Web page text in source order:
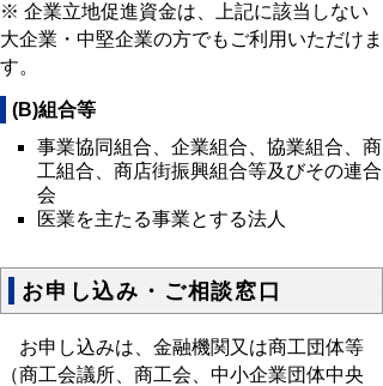
※ 企業立地促進資金は、上記に該当しない
大企業・中堅企業の方でもご利用いただけま
す。
(B)組合等
事業協同組合、企業組合、協業組合、商
工組合、商店街振興組合等及びその連合
会
医業を主たる事業とする法人
お申し込み・ご相談窓口
お申し込みは、金融機関又は商工団体等
（商工会議所、商工会、中小企業団体中央